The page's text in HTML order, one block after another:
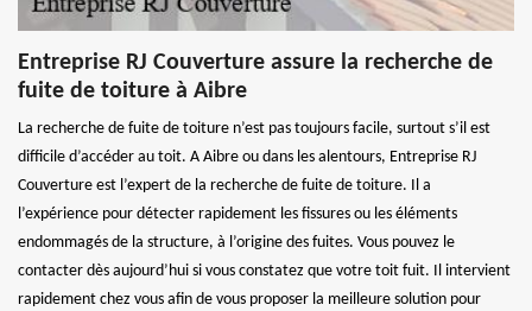
Entreprise RJ Couverture assure la recherche de
fuite de toiture à Aibre
La recherche de fuite de toiture n’est pas toujours facile, surtout s’il est
difficile d’accéder au toit. A Aibre ou dans les alentours, Entreprise RJ
Couverture est l’expert de la recherche de fuite de toiture. Il a
l’expérience pour détecter rapidement les fissures ou les éléments
endommagés de la structure, à l’origine des fuites. Vous pouvez le
contacter dès aujourd’hui si vous constatez que votre toit fuit. Il intervient
rapidement chez vous afin de vous proposer la meilleure solution pour